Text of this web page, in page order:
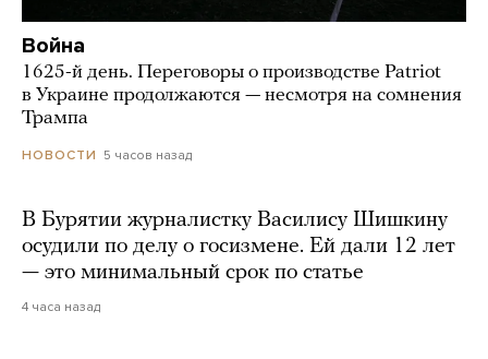
Война
1625-й день. Переговоры о производстве Patriot
в Украине продолжаются — несмотря на сомнения
Трампа
НОВОСТИ 5 часов назад
В Бурятии журналистку Василису Шишкину
осудили по делу о госизмене. Ей дали 12 лет
— это минимальный срок по статье
4 часа назад